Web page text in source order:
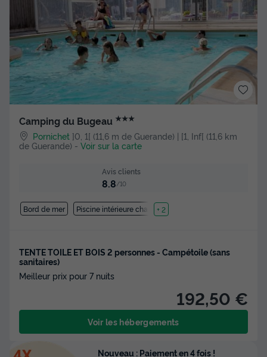
Camping du Bugeau ★★★
Pornichet ]0, 1[ (11,6 m de Guerande) | [1, Inf[ (11,6 km
de Guerande) - Voir sur la carte
Avis clients
8.8/10
Bord de mer Piscine intérieure chauffée
+ 2
TENTE TOILE ET BOIS 2 personnes - Campétoile (sans
sanitaires)
Meilleur prix pour 7 nuits
192,50 €
Voir les hébergements
Nouveau : Paiement en 4 fois !